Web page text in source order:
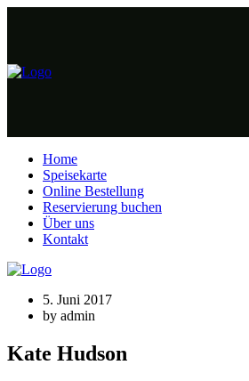
Home
Speisekarte
Online Bestellung
Reservierung buchen
Über uns
Kontakt
5. Juni 2017
by admin
Kate Hudson